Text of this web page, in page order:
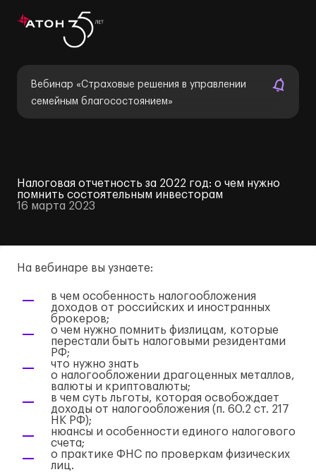
Вебинар «Страховые решения в управлении
семейным благосостоянием»
Налоговая отчетность за 2022 год: о чем нужно
помнить состоятельным инвесторам
16 марта 2023
На вебинаре вы узнаете:
в чем особенность налогообложения
доходов от российских и иностранных
брокеров;
о чем нужно помнить физлицам, которые
перестали быть налоговыми резидентами
РФ;
что нужно знать
о налогообложении драгоценных металлов,
валюты и криптовалюты;
в чем суть льготы, которая освобождает
доходы от налогообложения (п. 60.2 ст. 217
НК РФ);
нюансы и особенности единого налогового
счета;
о практике ФНС по проверкам физических
лиц.